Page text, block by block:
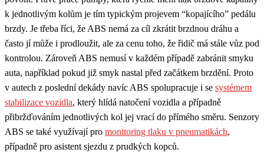
k jednotlivým kolům je tím typickým projevem “kopajícího” pedálu
brzdy. Je třeba říci, že ABS nemá za cíl zkrátit brzdnou dráhu a
často jí může i prodloužit, ale za cenu toho, že řidič má stále vůz pod
kontrolou. Zároveň ABS nemusí v každém případě zabránit smyku
auta, například pokud již smyk nastal před začátkem brzdění. Proto
v autech z poslední dekády navíc ABS spolupracuje i se systémem
stabilizace vozidla, který hlídá natočení vozidla a případně
přibržďováním jednotlivých kol jej vrací do přímého směru. Senzory
ABS se také využívají pro monitoring tlaku v pneumatikách,
případně pro asistent sjezdu z prudkých kopců.